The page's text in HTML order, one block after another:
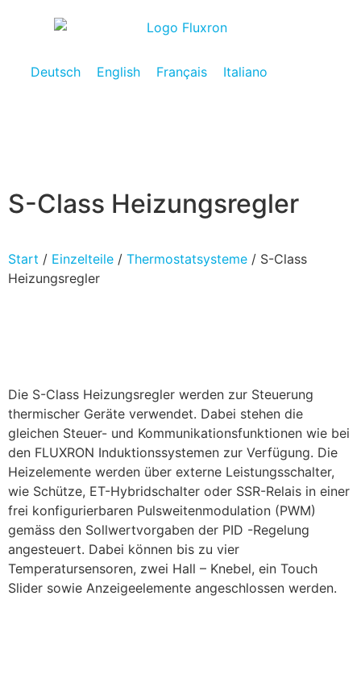
Deutsch English Français Italiano
S-Class Heizungsregler
Start / Einzelteile / Thermostatsysteme / S-Class
Heizungsregler
Die S-Class Heizungsregler werden zur Steuerung
thermischer Geräte verwendet. Dabei stehen die
gleichen Steuer- und Kommunikationsfunktionen wie bei
den FLUXRON Induktionssystemen zur Verfügung. Die
Heizelemente werden über externe Leistungsschalter,
wie Schütze, ET-Hybridschalter oder SSR-Relais in einer
frei konfigurierbaren Pulsweitenmodulation (PWM)
gemäss den Sollwertvorgaben der PID -Regelung
angesteuert. Dabei können bis zu vier
Temperatursensoren, zwei Hall – Knebel, ein Touch
Slider sowie Anzeigeelemente angeschlossen werden.